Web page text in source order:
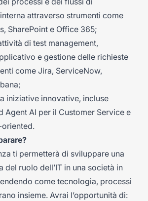
attraverso strumenti come
SharePoint e Office 365;
di test management,
e gestione delle richieste
come Jira, ServiceNow,
iniziative innovative, incluse
Agent AI per il Customer Service e
ti permetterà di sviluppare una
del ruolo dell’IT in una società in
come tecnologia, processi
insieme. Avrai l’opportunità di: